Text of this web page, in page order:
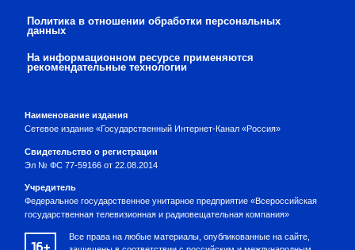
Политика в отношении обработки персональных
данных
На информационном ресурсе применяются
рекомендательные технологии
Наименование издания
Сетевое издание «Государственный Интернет-Канал «Россия»
Свидетельство о регистрации
Эл № ФС 77-59166 от 22.08.2014
Учредитель
Федеральное государственное унитарное предприятие «Всероссийская
государственная телевизионная и радиовещательная компания»
Все права на любые материалы, опубликованные на сайте,